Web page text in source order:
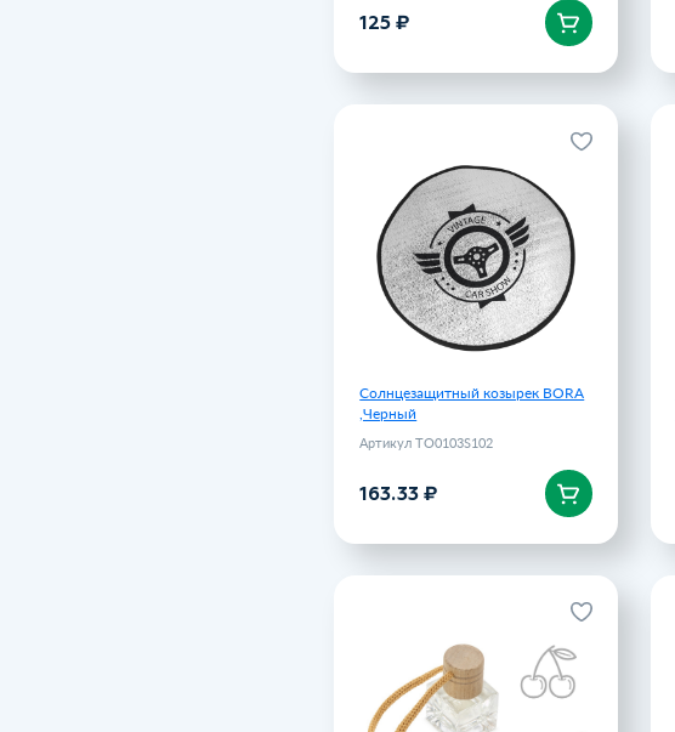
125 ₽
Солнцезащитный козырек BORA
,Черный
Артикул TO0103S102
163.33 ₽
Солнцезащитный козырек BORA
Артикул TO0103S102
163.33 ₽
В корзину
Подвесной ароматизатор воздуха
Артикул 22833
179 ₽